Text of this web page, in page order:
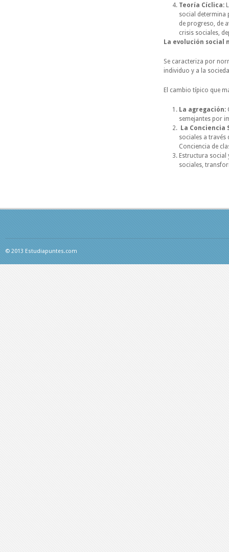
Teoría Cíclica:
social determina
de progreso, de
crisis sociales,
La evolución social
Se caracteriza por
individuo y a la
El cambio típico que
La agregación:
semejantes por
La Conciencia
sociales a través
Conciencia de
Estructura social
sociales,
© 2013 Estudiapuntes.com